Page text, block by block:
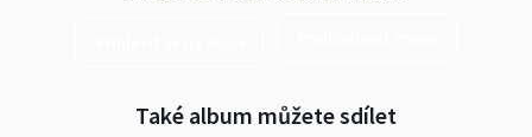
Také album můžete sdílet